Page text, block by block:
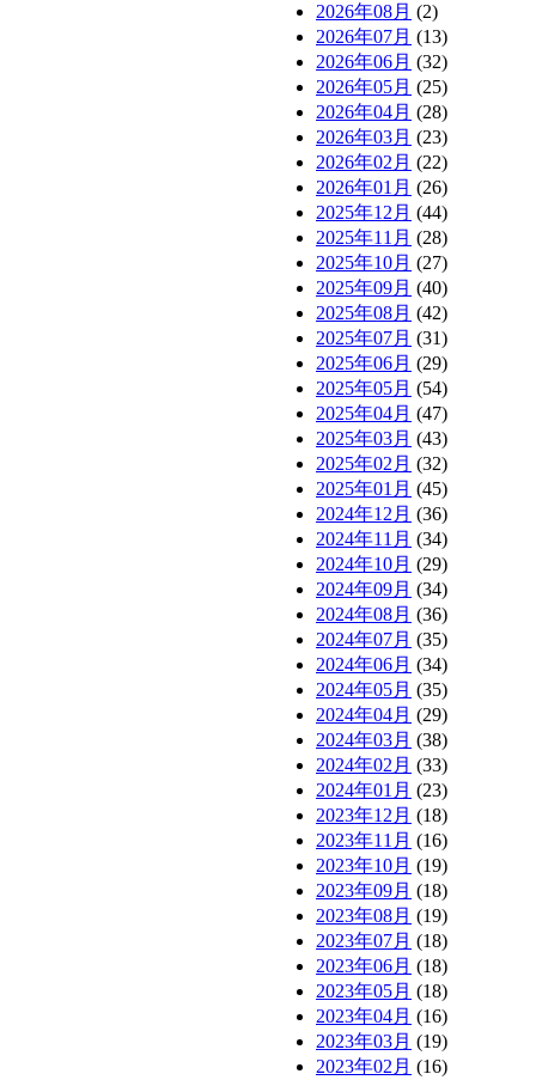
2026年08月 (2)
2026年07月 (13)
2026年06月 (32)
2026年05月 (25)
2026年04月 (28)
2026年03月 (23)
2026年02月 (22)
2026年01月 (26)
2025年12月 (44)
2025年11月 (28)
2025年10月 (27)
2025年09月 (40)
2025年08月 (42)
2025年07月 (31)
2025年06月 (29)
2025年05月 (54)
2025年04月 (47)
2025年03月 (43)
2025年02月 (32)
2025年01月 (45)
2024年12月 (36)
2024年11月 (34)
2024年10月 (29)
2024年09月 (34)
2024年08月 (36)
2024年07月 (35)
2024年06月 (34)
2024年05月 (35)
2024年04月 (29)
2024年03月 (38)
2024年02月 (33)
2024年01月 (23)
2023年12月 (18)
2023年11月 (16)
2023年10月 (19)
2023年09月 (18)
2023年08月 (19)
2023年07月 (18)
2023年06月 (18)
2023年05月 (18)
2023年04月 (16)
2023年03月 (19)
2023年02月 (16)